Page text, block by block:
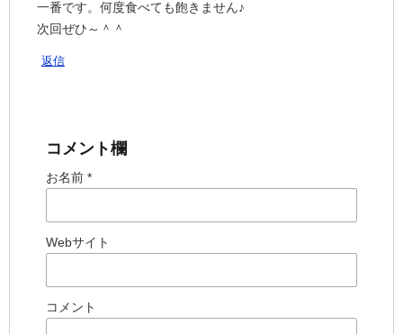
一番です。何度食べても飽きません♪
次回ぜひ～＾＾
返信
コメント欄
お名前 *
Webサイト
コメント